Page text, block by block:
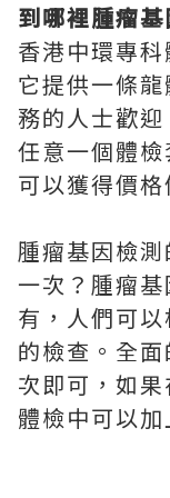
到哪裡腫瘤
香港中環專
它提供一條
務的人士歡
任意一個體
可以獲得價格
腫瘤基因檢
一次？腫瘤
有，人們可
的檢查。全
次即可，如
體檢中可以加